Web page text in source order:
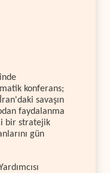
konferans;
savaşın
faydalanma
bir stratejik
gün